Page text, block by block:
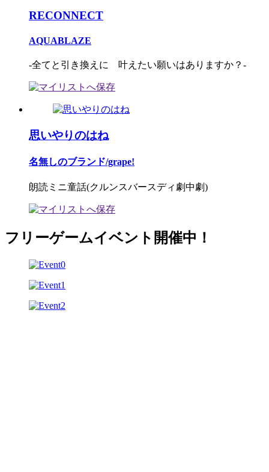
RECONNECT
AQUABLAZE
-全てと引き換えに 叶えたい願いはありますか？-
思いやりのはね
名無しのブランド/grape!
朗読ミニ童話(クルンスバースディ劇中劇)
フリーゲームイベント開催中！